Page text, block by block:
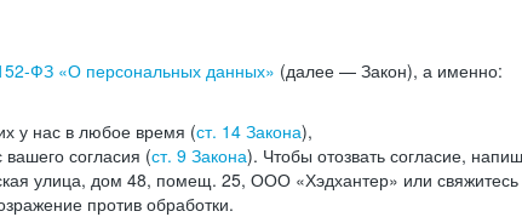
ФЗ «О персональных данных» (далее — Закон), а именно:
у нас в любое время (ст. 14 Закона),
согласия (ст. 9 Закона). Чтобы отозвать согласие,
улица, дом 48, помещ. 25, ООО «Хэдхантер» или
против обработки.